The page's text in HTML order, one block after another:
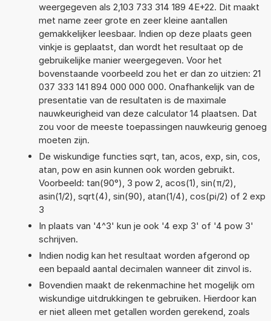
weergegeven als 2,103 733 314 189 4E+22. Dit maakt
met name zeer grote en zeer kleine aantallen
gemakkelijker leesbaar. Indien op deze plaats geen
vinkje is geplaatst, dan wordt het resultaat op de
gebruikelijke manier weergegeven. Voor het
bovenstaande voorbeeld zou het er dan zo uitzien: 21
037 333 141 894 000 000 000. Onafhankelijk van de
presentatie van de resultaten is de maximale
nauwkeurigheid van deze calculator 14 plaatsen. Dat
zou voor de meeste toepassingen nauwkeurig genoeg
moeten zijn.
De wiskundige functies sqrt, tan, acos, exp, sin, cos,
atan, pow en asin kunnen ook worden gebruikt.
Voorbeeld: tan(90°), 3 pow 2, acos(1), sin(π/2),
asin(1/2), sqrt(4), sin(90), atan(1/4), cos(pi/2) of 2 exp
3
In plaats van '4^3' kun je ook '4 exp 3' of '4 pow 3'
schrijven.
Indien nodig kan het resultaat worden afgerond op
een bepaald aantal decimalen wanneer dit zinvol is.
Bovendien maakt de rekenmachine het mogelijk om
wiskundige uitdrukkingen te gebruiken. Hierdoor kan
er niet alleen met getallen worden gerekend, zoals